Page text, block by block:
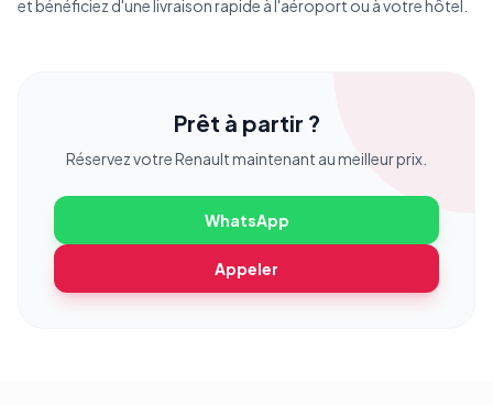
et bénéficiez d'une livraison rapide à l'aéroport ou à votre hôtel.
Prêt à partir ?
Réservez votreRenaultmaintenant au meilleur prix.
WhatsApp
Appeler